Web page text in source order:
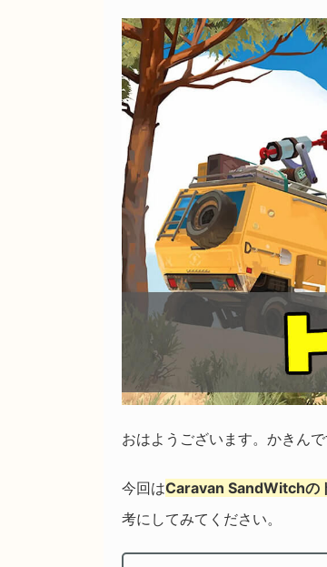
おはようございます。かきんで
今回はCaravan SandWitchの
考にしてみてください。